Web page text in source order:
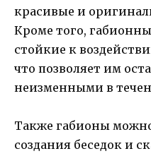
красивые и
Кроме того,
стойкие к
что позволяет им
неизменными в
Также габионы
создания беседок и